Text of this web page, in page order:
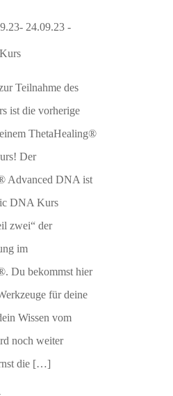
24.09.23 -
Teilnahme des
ist die vorherige
ThetaHealing®
Der
Advanced DNA ist
DNA Kurs
zwei“ der
im
Du bekommst hier
für deine
Wissen vom
noch weiter
die […]